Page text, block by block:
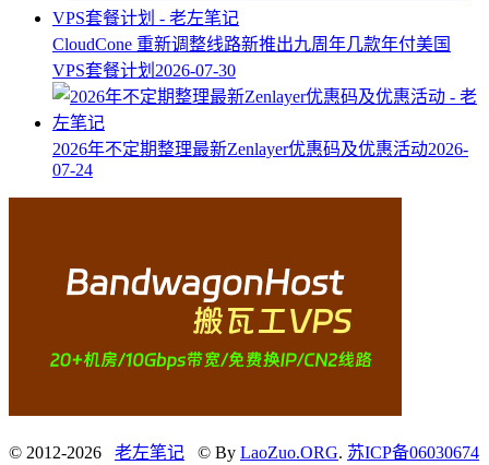
CloudCone 重新调整线路新推出九周年几款年付美国
VPS套餐计划 2026-07-30
2026年不定期整理最新Zenlayer优惠码及优惠活动2026-
07-24
© 2012-2026 老左笔记 © By LaoZuo.ORG. 苏ICP备06030674